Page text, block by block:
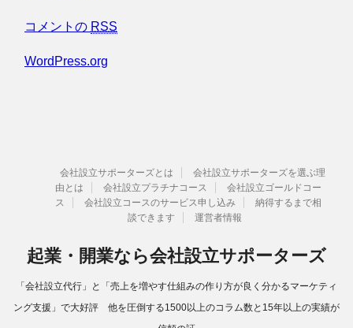
コメントの RSS
WordPress.org
会社設立サポーターズとは
会社設立サポーターズを選ぶ理
由とは
会社設立プラチナコース
会社設立ゴールドコー
ス
会社設立コースのサービス申し込み
納得するまで相
談できます
運営者情報
起業・開業なら会社設立サポーターズ
「会社設立代行」と「売上を増やす仕組みの作り方が良く分かるマーケティ
ング支援」で大好評 他を圧倒する1500以上のコラム数と15年以上の実績が